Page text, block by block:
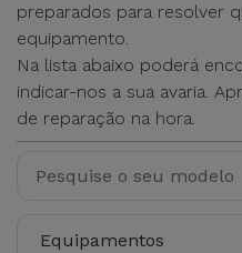
preparados para resolver
equipamento.
Na lista abaixo poderá
indicar-nos a sua avaria.
de reparação na hora.